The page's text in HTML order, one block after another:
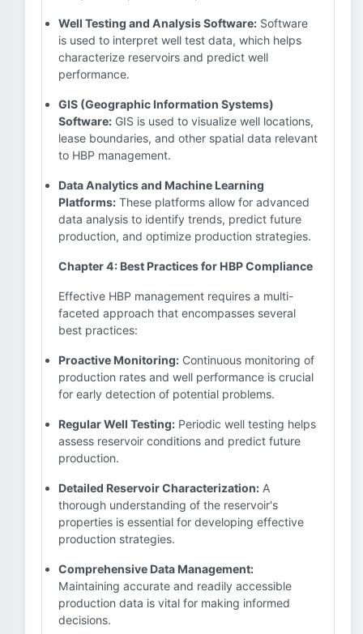
Well Testing and Analysis Software: Software
is used to interpret well test data, which helps
characterize reservoirs and predict well
performance.
GIS (Geographic Information Systems)
Software: GIS is used to visualize well locations,
lease boundaries, and other spatial data relevant
to HBP management.
Data Analytics and Machine Learning
Platforms: These platforms allow for advanced
data analysis to identify trends, predict future
production, and optimize production strategies.
Chapter 4: Best Practices for HBP Compliance
Effective HBP management requires a multi-
faceted approach that encompasses several
best practices:
Proactive Monitoring: Continuous monitoring of
production rates and well performance is crucial
for early detection of potential problems.
Regular Well Testing: Periodic well testing helps
assess reservoir conditions and predict future
production.
Detailed Reservoir Characterization: A
thorough understanding of the reservoir's
properties is essential for developing effective
production strategies.
Comprehensive Data Management:
Maintaining accurate and readily accessible
production data is vital for making informed
decisions.